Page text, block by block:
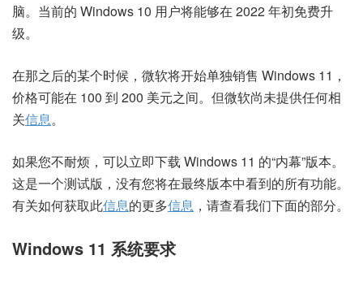
脑。当前的 Windows 10 用户将能够在 2022 年初免费升
级。
在那之后的某个时候，微软将开始单独销售 Windows 11，
价格可能在 100 到 200 美元之间。但微软尚未提供任何相
关信息。
如果您不耐烦，可以立即下载 Windows 11 的“内幕”版本。
这是一个测试版，没有您将在最终版本中看到的所有功能。
有关如何获取此信息的更多信息 ，请查看我们下面的部分。
Windows 11 系统要求